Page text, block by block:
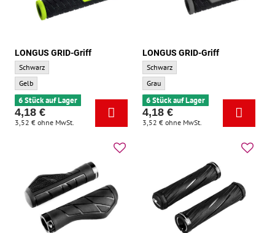
LONGUS GRID-Griff
LONGUS GRID-Griff - Grundfarbe:
Schwarz
LONGUS GRID-Griff - Zusatzfarbe:
Gelb
6 Stück auf Lager
4,18 €
3,52 € ohne MwSt.
LONGUS GRID-Griff
LONGUS GRID-Griff - Grundfarbe:
Schwarz
LONGUS GRID-Griff - Zusatzfarbe:
Grau
6 Stück auf Lager
4,18 €
3,52 € ohne MwSt.